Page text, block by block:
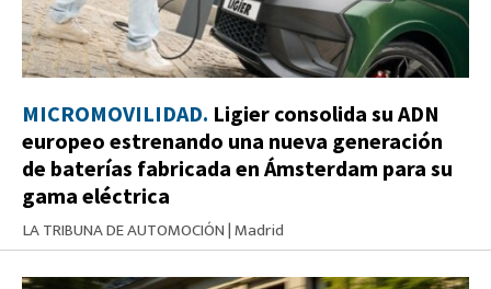
MICROMOVILIDAD. Ligier consolida su ADN
europeo estrenando una nueva generación
de baterías fabricada en Ámsterdam para su
gama eléctrica
LA TRIBUNA DE AUTOMOCIÓN|Madrid